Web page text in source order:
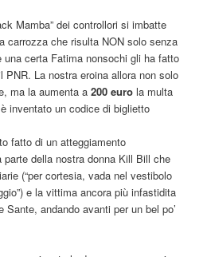
Mamba” dei controllori si imbatte
carrozza che risulta NON solo senza
certa Fatima nonsochi gli ha fatto
La nostra eroina allora non solo
ma la aumenta a200 euro la multa
inventato un codice di biglietto
fatto di un atteggiamento
della nostra donna Kill Bill che
(“per cortesia, vada nel vestibolo
e la vittima ancora più infastidita
andando avanti per un bel po’